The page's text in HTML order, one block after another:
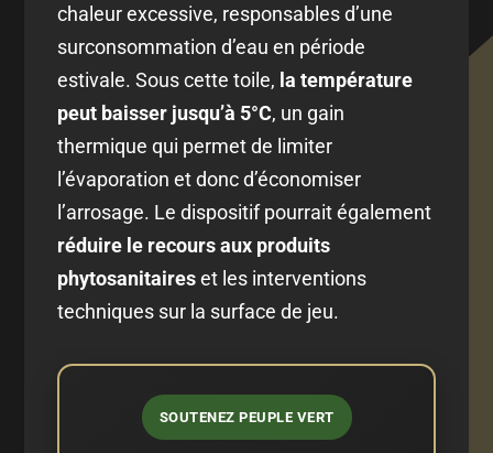
chaleur excessive, responsables d’une
surconsommation d’eau en période
estivale. Sous cette toile, la température
peut baisser jusqu’à 5°C, un gain
thermique qui permet de limiter
l’évaporation et donc d’économiser
l’arrosage. Le dispositif pourrait également
réduire le recours aux produits
phytosanitaireset les interventions
techniques sur la surface de jeu.
SOUTENEZ PEUPLE VERT